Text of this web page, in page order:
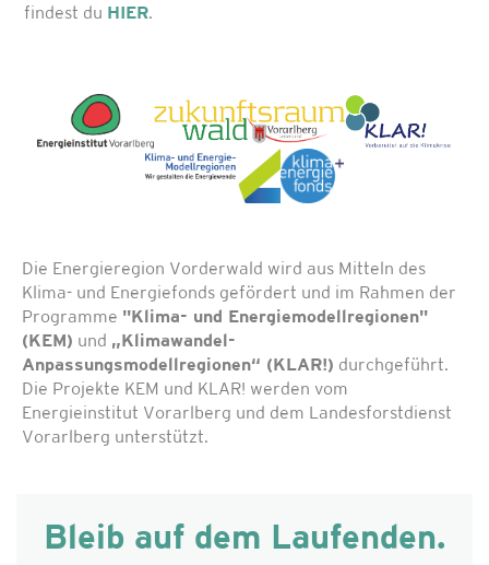
findest du HIER.
Die Energieregion Vorderwald wird aus Mitteln des
Klima- und Energiefonds gefördert und im Rahmen der
Programme "Klima- und Energiemodellregionen"
(KEM) und „Klimawandel-
Anpassungsmodellregionen“ (KLAR!) durchgeführt.
Die Projekte KEM und KLAR! werden vom
Energieinstitut Vorarlberg und dem Landesforstdienst
Vorarlberg unterstützt.
Bleib auf dem Laufenden.